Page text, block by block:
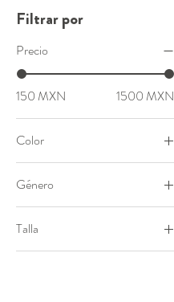
Filtrar por
Precio
150 MXN 1500 MXN
Color
Género
Hombre
Talla
Grande